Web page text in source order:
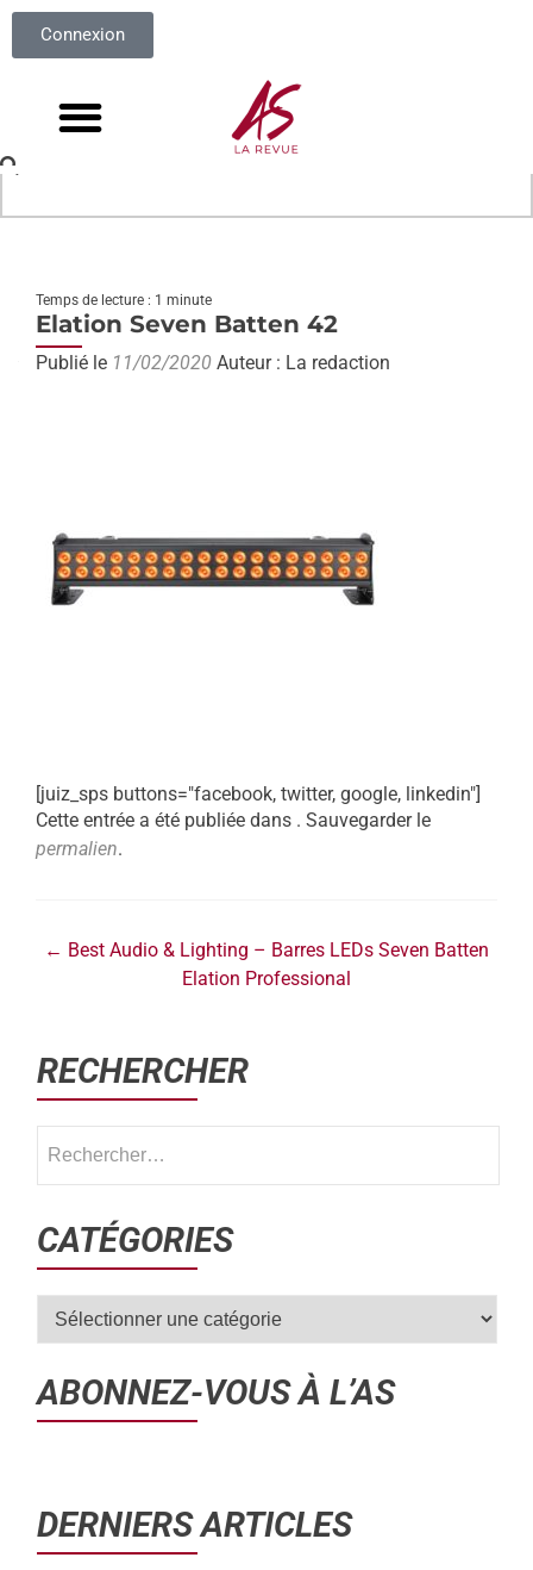
Connexion
Temps de lecture : 1 minute
Elation Seven Batten 42
Publié le 11/02/2020 Auteur : La redaction
[juiz_sps buttons="facebook, twitter, google, linkedin"]
Cette entrée a été publiée dans . Sauvegarder le
permalien.
← Best Audio & Lighting – Barres LEDs Seven Batten
Elation Professional
RECHERCHER
CATÉGORIES
ABONNEZ-VOUS À L’AS
DERNIERS ARTICLES